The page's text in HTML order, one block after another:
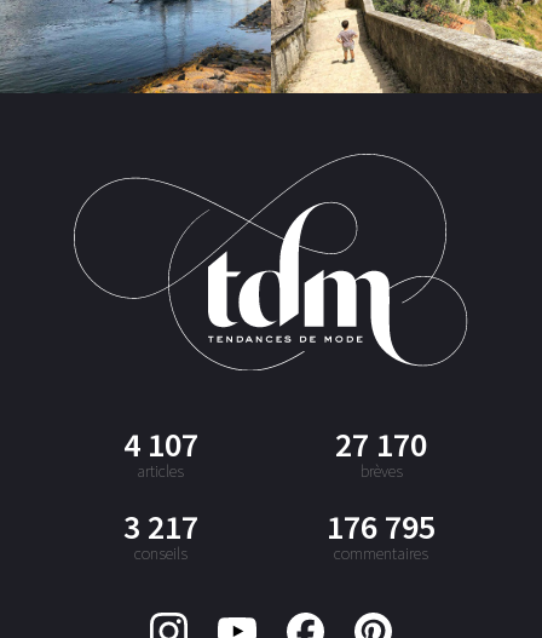
4 107
articles
27 170
brèves
3 217
conseils
176 795
commentaires